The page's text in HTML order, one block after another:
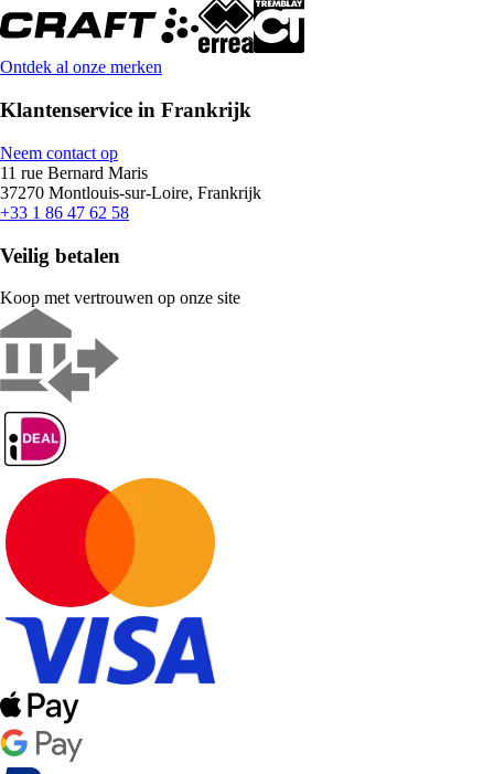
Ontdek al onze merken
Klantenservice in Frankrijk
Neem contact op
11 rue Bernard Maris
37270 Montlouis-sur-Loire, Frankrijk
+33 1 86 47 62 58
Veilig betalen
Koop met vertrouwen op onze site